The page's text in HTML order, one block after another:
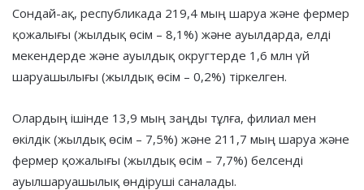
Сондай-ақ, республикада 219,4 мың шаруа және фермер
қожалығы (жылдық өсім – 8,1%) және ауылдарда, елді
мекендерде және ауылдық округтерде 1,6 млн үй
шаруашылығы (жылдық өсім – 0,2%) тіркелген.
Олардың ішінде 13,9 мың заңды тұлға, филиал мен
өкілдік (жылдық өсім – 7,5%) және 211,7 мың шаруа және
фермер қожалығы (жылдық өсім – 7,7%) белсенді
ауылшаруашылық өндіруші саналады.